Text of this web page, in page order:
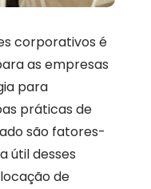
corporativos é
as empresas
para
práticas de
são fatores-
útil desses
de